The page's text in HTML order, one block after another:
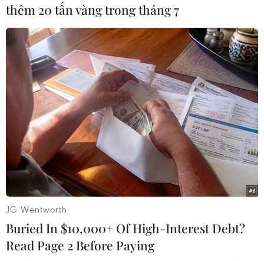
thêm 20 tấn vàng trong tháng 7
JG Wentworth
Buried In $10,000+ Of High-Interest Debt?
Read Page 2 Before Paying